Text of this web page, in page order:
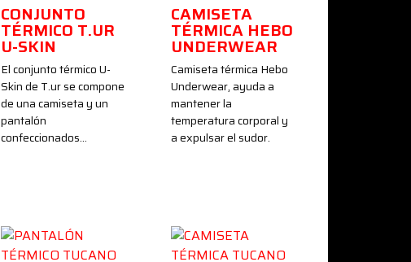
CONJUNTO
TÉRMICO T.UR
U-SKIN
El conjunto térmico U-
Skin de T.ur se compone
de una camiseta y un
pantalón
confeccionados…
CAMISETA
TÉRMICA HEBO
UNDERWEAR
Camiseta térmica Hebo
Underwear, ayuda a
mantener la
temperatura corporal y
a expulsar el sudor.